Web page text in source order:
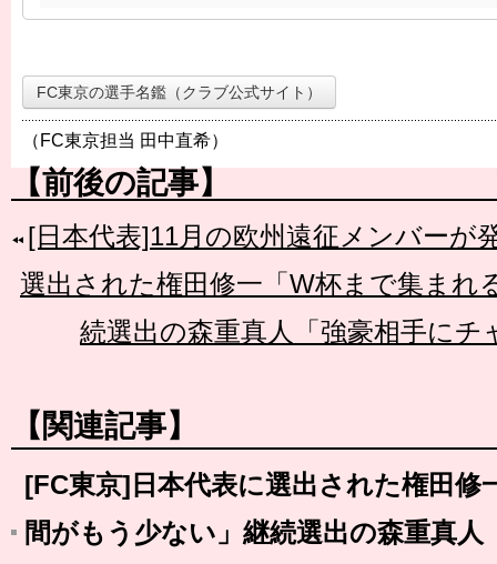
FC東京の選手名鑑（クラブ公式サイト）
（FC東京担当 田中直希）
【前後の記事】
[日本代表]11月の欧州遠征メンバーが
選出された権田修一「W杯まで集まれ
続選出の森重真人「強豪相手にチ
【関連記事】
[FC東京]日本代表に選出された権田修
間がもう少ない」継続選出の森重真